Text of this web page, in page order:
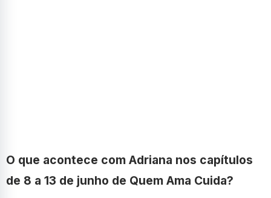
O que acontece com Adriana nos capítulos
de 8 a 13 de junho de Quem Ama Cuida?